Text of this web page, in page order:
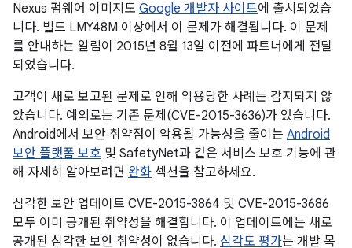
Nexus 펌웨어 이미지도 Google 개발자 사이트에 출시되었습
니다. 빌드 LMY48M 이상에서 이 문제가 해결됩니다. 이 문제
를 안내하는 알림이 2015년 8월 13일 이전에 파트너에게 전달
되었습니다.
고객이 새로 보고된 문제로 인해 악용당한 사례는 감지되지 않
았습니다. 예외로는 기존 문제(CVE-2015-3636)가 있습니다.
Android에서 보안 취약점이 악용될 가능성을 줄이는 Android
보안 플랫폼 보호 및 SafetyNet과 같은 서비스 보호 기능에 관
해 자세히 알아보려면 완화 섹션을 참고하세요.
심각한 보안 업데이트 CVE-2015-3864 및 CVE-2015-3686
모두 이미 공개된 취약성을 해결합니다. 이 업데이트에는 새로
공개된 심각한 보안 취약성이 없습니다. 심각도 평가는 개발 목